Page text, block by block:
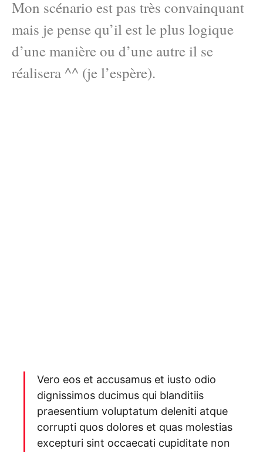
Mon scénario est pas très convainquant
mais je pense qu’il est le plus logique
d’une manière ou d’une autre il se
réalisera ^^ (je l’espère).
Vero eos et accusamus et iusto odio
dignissimos ducimus qui blanditiis
praesentium voluptatum deleniti atque
corrupti quos dolores et quas molestias
excepturi sint occaecati cupiditate non